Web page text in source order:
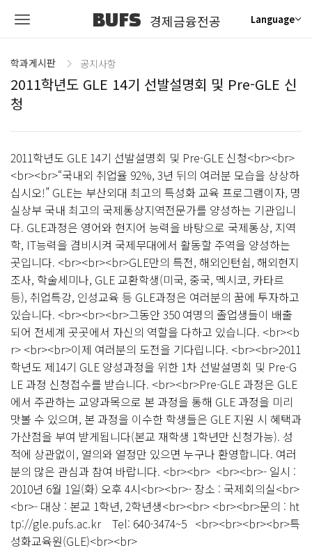
BUFS 경제금융전공 Language
학과게시판 공지사항
2011학년도 GLE 14기 선발설명회 및 Pre-GLE 신
청
2011학년도 GLE 14기 선발설명회 및 Pre-GLE 신청<br><br>
<br><br>“국내외 취업율 92%, 3년 뒤의 여러분 모습을 상상하
십시오!” GLE는 부산외대 최고의 특성화 교육 프로그램이자, 명
실상부 국내 최고의 국제통상지역전문가를 양성하는 기관입니
다. GLE과정은 영어와 현지어 능력을 바탕으로 국제통상, 지역
학, IT능력을 겸비시켜 국제무대에서 활동할 주역을 양성하는
곳입니다. <br><br><br>GLE만의 특전, 해외인턴쉽, 해외현지
조사, 학술세미나, GLE 교환학생(미국, 중국, 멕시코, 카타르
등), 취업특강, 인성교육 등 GLE과정은 여러분의 꿈에 투자하고
있습니다. <br><br><br>그동안 350 여명의 졸업생들이 배출
되어 전세계 곳곳에서 자신의 역할을 다하고 있습니다. <br><b
r> <br><br>이제 여러분의 도전을 기다립니다. <br><br>2011
학년도 제14기 GLE 양성과정을 위한 1차 선발설명회 및 Pre-G
LE 과정 신청접수를 받습니다. <br><br>Pre-GLE 과정은 GLE
에서 주관하는 교양과목으로 본 과정을 통해 GLE 과정을 미리
맛볼 수 있으며, 본 과정을 이수한 학생들은 GLE 지원 시 혜택과
가산점을 부여 받게됩니다(본교 재학생 1학년만 신청가능). 성
적에 상관없이, 열의와 열정만 있으면 누구나 환영합니다. 여러
분의 많은 관심과 참여 바랍니다. <br><br> <br><br>- 일시 :
2010년 6월 1일(화) 오후 4시<br><br>- 장소 : 국제회의실<br>
<br>- 대상 : 본교 1학년, 2학년생<br><br> <br><br>문의 : ht
tp://gle.pufs.ac.kr Tel: 640-3474~5 <br><br><br><br>특
성화교육원(GLE)<br><br>